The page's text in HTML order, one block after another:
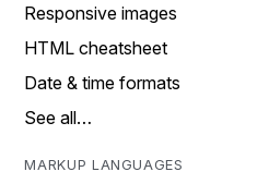
Responsive images
HTML cheatsheet
Date & time formats
See all…
MARKUP LANGUAGES